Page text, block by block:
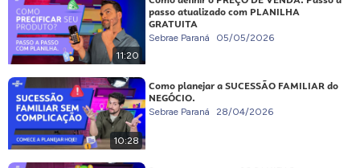
11:20
passo atualizado com PLANILHA
GRATUITA
Sebrae Paraná 05/05/2026
10:28
Como planejar a SUCESSÃO FAMILIAR do
NEGÓCIO.
Sebrae Paraná 28/04/2026